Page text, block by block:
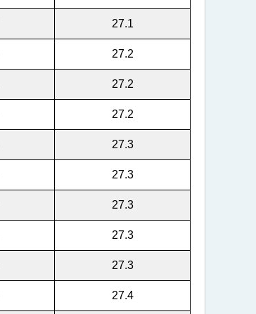
27.1
27.2
27.2
27.2
27.3
27.3
27.3
27.3
27.3
27.4